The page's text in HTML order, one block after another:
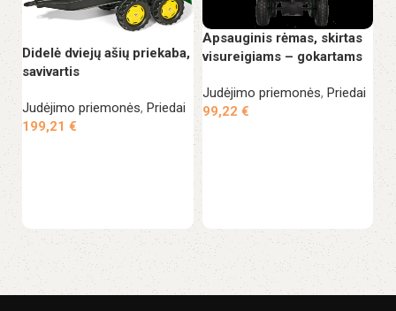
Didelė dviejų ašių priekaba,
savivartis
Judėjimo priemonės, Priedai
199,21 €
Apsauginis rėmas, skirtas
visureigiams – gokartams
Judėjimo priemonės, Priedai
99,22 €